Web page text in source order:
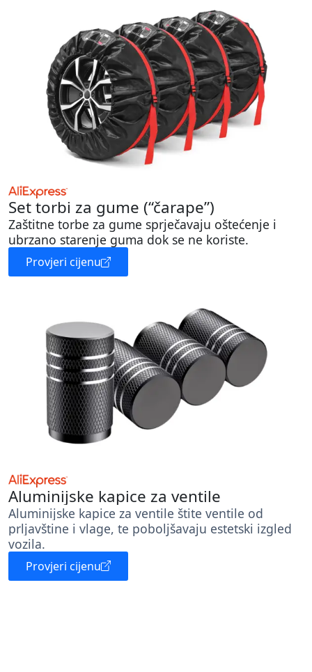
Set torbi za gume (“čarape”)
Zaštitne torbe za gume sprječavaju oštećenje i
ubrzano starenje guma dok se ne koriste.
Provjeri cijenu
Aluminijske kapice za ventile
Aluminijske kapice za ventile štite ventile od
prljavštine i vlage, te poboljšavaju estetski izgled
vozila.
Provjeri cijenu